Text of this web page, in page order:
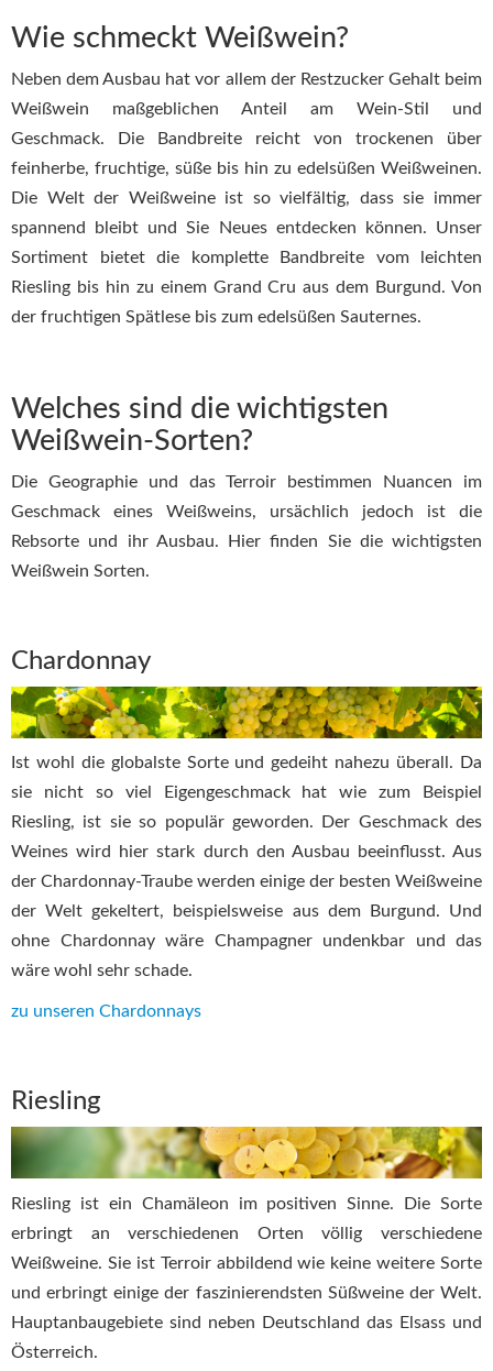
Wie schmeckt Weißwein?
Neben dem Ausbau hat vor allem der Restzucker Gehalt beim
Weißwein maßgeblichen Anteil am Wein-Stil und
Geschmack. Die Bandbreite reicht von trockenen über
feinherbe, fruchtige, süße bis hin zu edelsüßen Weißweinen.
Die Welt der Weißweine ist so vielfältig, dass sie immer
spannend bleibt und Sie Neues entdecken können. Unser
Sortiment bietet die komplette Bandbreite vom leichten
Riesling bis hin zu einem Grand Cru aus dem Burgund. Von
der fruchtigen Spätlese bis zum edelsüßen Sauternes.
Welches sind die wichtigsten
Weißwein-Sorten?
Die Geographie und das Terroir bestimmen Nuancen im
Geschmack eines Weißweins, ursächlich jedoch ist die
Rebsorte und ihr Ausbau. Hier finden Sie die wichtigsten
Weißwein Sorten.
Chardonnay
Ist wohl die globalste Sorte und gedeiht nahezu überall. Da
sie nicht so viel Eigengeschmack hat wie zum Beispiel
Riesling, ist sie so populär geworden. Der Geschmack des
Weines wird hier stark durch den Ausbau beeinflusst. Aus
der Chardonnay-Traube werden einige der besten Weißweine
der Welt gekeltert, beispielsweise aus dem Burgund. Und
ohne Chardonnay wäre Champagner undenkbar und das
wäre wohl sehr schade.
zu unseren Chardonnays
Riesling
Riesling ist ein Chamäleon im positiven Sinne. Die Sorte
erbringt an verschiedenen Orten völlig verschiedene
Weißweine. Sie ist Terroir abbildend wie keine weitere Sorte
und erbringt einige der faszinierendsten Süßweine der Welt.
Hauptanbaugebiete sind neben Deutschland das Elsass und
Österreich.